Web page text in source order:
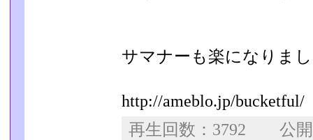
サマナーも楽になりま
http://ameblo.jp/bucketful/
再生回数：3792 公